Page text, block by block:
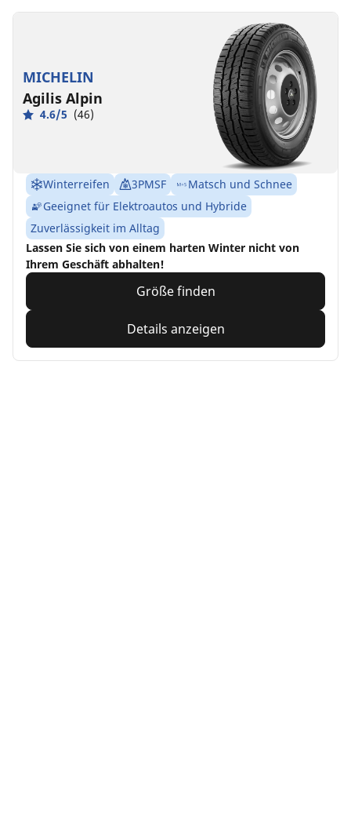
MICHELIN
Agilis Alpin
4.6/5 (46)
Winterreifen 3PMSF
Matsch und Schnee
Geeignet für Elektroautos und Hybride
Zuverlässigkeit im Alltag
Lassen Sie sich von einem harten Winter nicht von
Ihrem Geschäft abhalten!
Größe finden
Details anzeigen